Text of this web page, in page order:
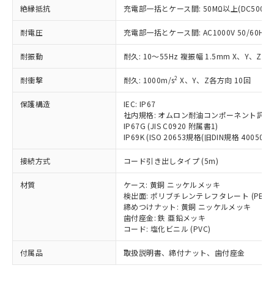
絶縁抵抗 充電部一括とケース間: 50MΩ以上(DC500V
耐電圧 充電部一括とケース間: AC1000V 50/60Hz
耐振動 耐久: 10～55Hz 複振幅 1.5mm X、Y、Z各
耐衝撃 耐久: 1000m/s2 X、Y、Z各方向 10回
保護構造
IEC: IP67
社内規格: オムロン耐油コンポーネント評
IP67G (JIS C0920 附属書1)
IP69K (ISO 20653規格(旧DIN規格 40050
接続方式 コード引き出しタイプ (5m)
材質
ケース: 黄銅 ニッケルメッキ
検出面: ポリブチレンテレフタレート (PBT)
締めつけナット: 黄銅 ニッケルメッキ
歯付座金: 鉄 亜鉛メッキ
コード: 塩化ビニル (PVC)
付属品 取扱説明書、締付ナット、歯付座金
在庫状況および標準価格照会結果は、
記載している更新日時点での社内デー
タに基づき作成されるものであり、閲
覧された時点での実際の在庫および標
準価格とは異なる場合があることをご
正式な納期状況および標準価格はお客
様のお取引先、またはお客様担当のオ
ムロン制御機器販売店・当社販売員に
ご相談ください。
オムロン制御機器販売店や当社販売拠
販売ネットワーク
」をご確認
在庫状況および標準価格結果を当社の
事前の承諾なく第三者に漏洩または開
示しないようお願いします。
マイパーツ機能（部品リスト作成サー
ビス）をご利用いただくには、I-Web
メンバーズにご登録されている必要が
お客様が当ウェブサイト上で当社にご
むを得ず変更することがあります。
*EU RoHS指令（10物質）：
鉛(Pb) 1000ppm以下、 水銀(Hg) 1000ppm以下、 カド
ミウム(Cd) 100ppm以下、
六価クロム(Cr(Ⅵ)) 1000ppm以下、ポリ臭化ビフェニル
(PBDE) 1000ppm以下、フタル酸ビス(2-エチルヘキシ
ル) (DEHP)(別名：DOP) 1000ppm以下、フタル酸ブチ
ルベンジル（BBP） 1000ppm以下、フタル酸ジブチル
（DBP） 1000ppm以下、フタル酸ジイソブチル
但し、RoHS指令で産業用監視および制御機器に対する
フタル酸エステル類の４物質については閾値を超える意
図的な使用がないことを確認しています。
部品在庫の切り替え状況などにより、予定
月が前後することがあります。
い合わせください。
Cr(Ⅵ)(六価クロム) : 1000ppm、 PBBs(ポリ臭化ビフェ
ニル類) : 1000ppm、 PBDEs(ポリ臭化ジフェニルエーテ
DBP(フタル酸ジブチル) : 1000ppm、 DIBP(フタル酸ジ
イソブチル) : 1000ppm、 BBP(フタル酸ブチルベンジ
DEHP(フタル酸ビス(2-エチルヘキシル)) : 1000ppm
※2 環境保護使用期限
「ｅ」：有害物質（10物質）のすべてが基
準値以下であることを示します。
「10」：通常の使用状況下において有害物
質が外部に漏えいし、環境に深刻な影響を
及ぼさない年数を意味します。
「－」：未確認です。当社販売部門へお問
為替および外国貿易法に定める商品
（以下｢規制貨物等」という）を輸出
または国外への提供する場合は、日本
国政府の輸出許可(または役務取引許
可)を取得するなどの必要な手続きを
当社は規制貨物を破棄する場合は、完
全に破砕するなど、違法に輸出されな
いよう必要な手段を講じます。
当社は貴社製品を、核兵器、ミサイ
ル、化学兵器、生物兵器またはその他
武器並びにこれらの製造装置等に一切
使用いたしません。
当社は、貴社製品を第三者に販売する
場合は、上記1、2および3の内容を当
該第三者に通知します。また当社は、
販売先および販売に係わる関係者が違
法に輸出するおそれがある場合は、取
一定数以上の在庫あり
一定数には満たないが在庫あり
在庫なし(最新の在庫状況につ
いては、お客様のお取引先、ま
たはお客様担当のオムロン制御
機器販売店・当社販売員にご確
認ください)
受注生産機種、また在庫状況の
情報を公開していない機種